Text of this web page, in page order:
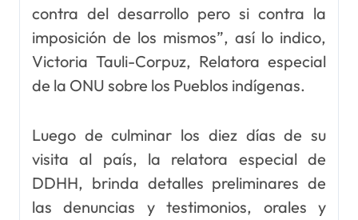
contra del desarrollo pero si contra la
imposición de los mismos”, así lo indico,
Victoria Tauli-Corpuz, Relatora especial
de la ONU sobre los Pueblos indígenas.
Luego de culminar los diez días de su
visita al país, la relatora especial de
DDHH, brinda detalles preliminares de
las denuncias y testimonios, orales y